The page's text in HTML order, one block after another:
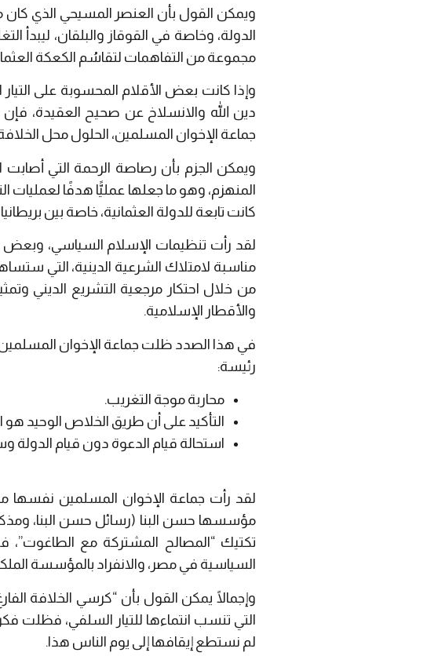
ويمكن القول بأن العنصر المسيحي الذي
الدولة، وخاصة في القوقاز والبلقان،
مجموعة من التفاهمات لتقاسُم الكعكة
وإذا كانت بعض الأقلام المحسوبة على
دين الله والانسلاخ عن صحيح العقيدة،
جماعة الإخوان المسلمين، الحلول محل الخلافة
ويمكن الجزم بأن رصاصة الرحمة التي أصابت
المنهزم، وهو ما جعلها عمليًّا هدفًا
كانت تابعة للدولة العثمانية، خاصة بين
لقد رأت تنظيمات الإسلام السياسي،
مناسبة لامتلاك الشرعية الدينية، التي
من خلال احتكار مرجعية التشريع الديني
والأقطار الإسلامية.
في هذا الصدد ظلت جماعة الإخوان المسلمين
رئيسة:
محاربة موجة التغريب.
التأكيد على أن طريق الخلاص الوحيد هو
استحالة قيام الدعوة دون قيام
لقد رأت جماعة الإخوان المسلمين نفسها
مؤسسها حسن البنا (رسائل حسن البنا،
تكتيك “المصالح المشتركة مع الطاغوت”،
السياسية في مصر، والانفراد بالمؤسسة
وإجمالًا يمكن القول بأن “كرسي الخلافة
التي تنسب انتماءها للتيار السلفي، فظلت
لم نستطع إيقافها إلى يوم الناس هذا.